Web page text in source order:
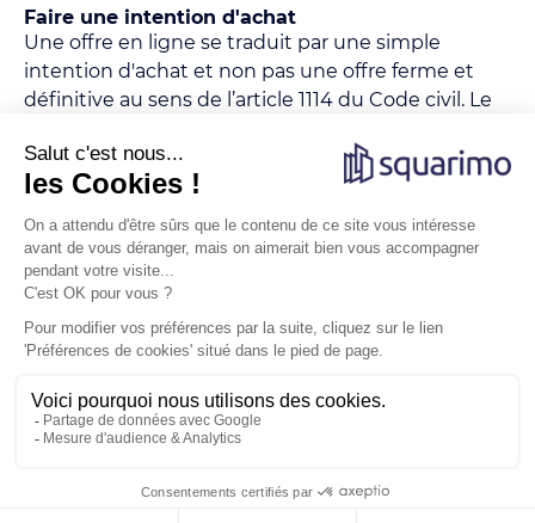
Faire une intention d'achat
Une offre en ligne se traduit par une simple
intention d'achat et non pas une offre ferme et
définitive au sens de l’article 1114 du Code civil. Le
l'agence.
Pour visiter ou obtenir des informations
complémentaires sur le bien, contacter le
partenaire qui figure en début d'annonce.